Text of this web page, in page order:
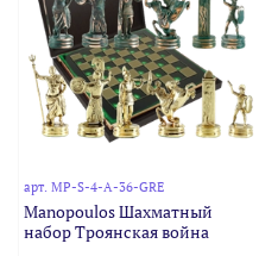
арт.MP-S-4-A-36-GRE
Manopoulos Шахматный
набор Троянская война